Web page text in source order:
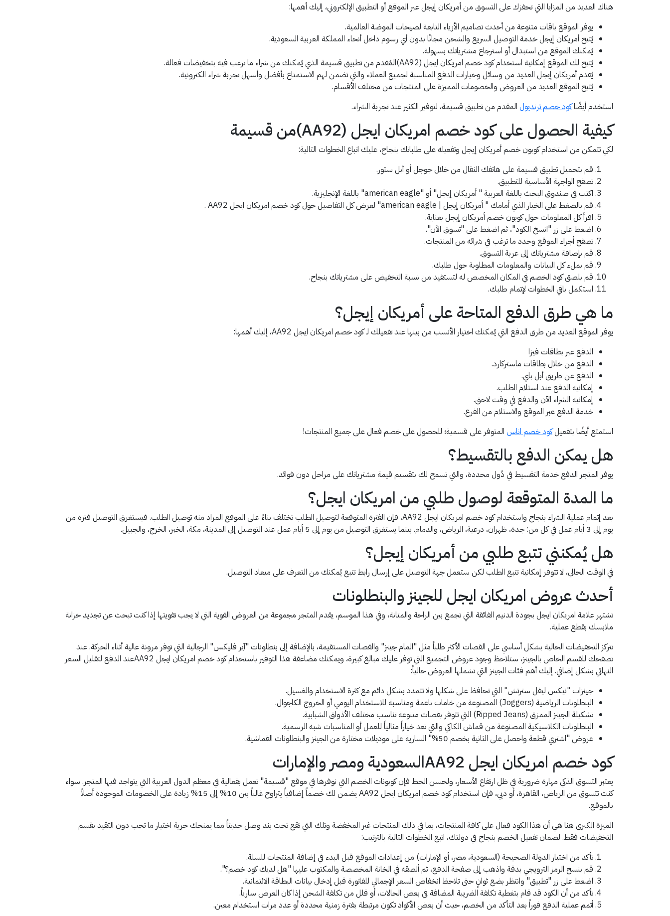
هناك العديد من المزايا التي تحفزك على التسوق من أمريكان إيجل عبر الموقع أو التطبيق الإلكتروني، إليك أهمها:
يوفر الموقع باقات متنوعة من أحدث تصاميم الأزياء التابعة لصيحات الموضة العالمية.
يُتيح أمريكان إيجل خدمة التوصيل السريع والشحن مجانًا بدون أي رسوم داخل أنحاء المملكة العربية السعودية.
يُمكنك الموقع من استبدال أو استرجاع مشترياتك بسهولة.
يُتيح لك الموقع إمكانية استخدام كود خصم امريكان ايجل (AA92)المُقدم من تطبيق قسيمة الذي يُمكنك من شراء ما ترغب فيه بتخفيضات فعالة.
يُقدم أمريكان إيجل العديد من وسائل وخيارات الدفع المناسبة لجميع العملاء والتي تضمن لهم الاستمتاع بأفضل وأسهل تجربة شراء الكترونية.
يُتيح الموقع العديد من العروض والخصومات المميزة على المنتجات من مختلف الأقسام.
استخدم أيضًاكود خصم ترنديول المقدم من تطبيق قسيمة، لتوفير الكثير عند تجربة الشراء.
كيفية الحصول على كود خصم امريكان ايجل (AA92)من قسيمة
لكي تتمكن من استخدام كوبون خصم أمريكان إيجل وتفعيله على طلباتك بنجاح، عليك اتباع الخطوات التالية:
قم بتحميل تطبيق قسيمة على هاتفك النقال من خلال جوجل أو آبل ستور.
تصفح الواجهة الأساسية للتطبيق.
اكتب في صندوق البحث باللغة العربية " أمريكان إيجل" أو "american eagle" باللغة الإنجليزية.
قم بالضغط على الخيار الذي أمامك " أمريكان إيجل | american eagle" لعرض كل التفاصيل حول كود خصم امريكان ايجل AA92 .
اقرأ كل المعلومات حول كوبون خصم أمريكان إيجل بعناية.
اضغط على زر "انسخ الكود"، ثم اضغط على "تسوق الآن".
تصفح أجزاء الموقع وحدد ما ترغب في شرائه من المنتجات.
قم بإضافة مشترياتك إلى عربة التسوق.
قم بملء كل البيانات والمعلومات المطلوبة حول طلبك.
قم بلصق كود الخصم في المكان المخصص له لتستفيد من نسبة التخفيض على مشترياتك بنجاح.
استكمل باقي الخطوات لإتمام طلبك.
ما هي طرق الدفع المتاحة على أمريكان إيجل؟
يوفر الموقع العديد من طرق الدفع التي يُمكنك اختيار الأنسب من بينها عند تفعيلك لـ كود خصم امريكان ايجل AA92، إليك أهمها:
الدفع عبر بطاقات فيزا
الدفع من خلال بطاقات ماستركارد.
الدفع عن طريق أبل باي.
إمكانية الدفع عند استلام الطلب.
إمكانية الشراء الآن والدفع في وقت لاحق.
خدمة الدفع عبر الموقع والاستلام من الفرع.
استمتع أيضًا بتفعيلكود خصم اناس المتوفر على قسمية؛ للحصول على خصم فعال على جميع المنتجات!
هل يمكن الدفع بالتقسيط؟
يوفر المتجر الدفع خدمة التقسيط في دُول محددة، والتي تسمح لك بتقسيم قيمة مشترياتك على مراحل دون فوائد.
ما المدة المتوقعة لوصول طلبي من امريكان ايجل؟
بعد إتمام عملية الشراء بنجاح واستخدام كود خصم امريكان ايجل AA92، فإن الفترة المتوقعة لتوصيل الطلب تختلف بناءً على الموقع المراد منه توصيل الطلب. فيستغرق التوصيل فترة من
يوم إلى 3 أيام عمل في كل من: جدة، ظهران، درعية، الرياض، والدمام. بينما يستغرق التوصيل من يوم إلى 5 أيام عمل عند التوصيل إلى المدينة، مكة، الخبر، الخرج، والجبيل.
هل يُمكنني تتبع طلبي من أمريكان إيجل؟
في الوقت الحالي، لا تتوفر إمكانية تتبع الطلب لكن ستعمل جهة التوصيل على إرسال رابط تتبع يُمكنك من التعرف على ميعاد التوصيل.
أحدث عروض امريكان ايجل للجينز والبنطلونات
تشتهر علامة امريكان ايجل بجودة الدنيم الفائقة التي تجمع بين الراحة والمتانة، وفي هذا الموسم، يقدم المتجر مجموعة من العروض القوية التي لا يجب تفويتها إذا كنت تبحث عن تجديد خزانة
ملابسك بقطع عملية.
تتركز التخفيضات الحالية بشكل أساسي على القصات الأكثر طلباً مثل "المام جينز" والقصات المستقيمة، بالإضافة إلى بنطلونات "آير فليكس" الرجالية التي توفر مرونة عالية أثناء الحركة. عند
تصفحك للقسم الخاص بالجينز، ستلاحظ وجود عروض التجميع التي توفر عليك مبالغ كبيرة، ويمكنك مضاعفة هذا التوفير باستخدام كود خصم امريكان ايجل AA92عند الدفع لتقليل السعر
النهائي بشكل إضافي. إليك أهم فئات الجينز التي تشملها العروض حالياً:
جينزات "نيكس ليفل سترتش" التي تحافظ على شكلها ولا تتمدد بشكل دائم مع كثرة الاستخدام والغسيل.
البنطلونات الرياضية (Joggers) المصنوعة من خامات ناعمة ومناسبة للاستخدام اليومي أو الخروج الكاجوال.
تشكيلة الجينز الممزق (Ripped Jeans) التي تتوفر بقصات متنوعة تناسب مختلف الأذواق الشبابية.
البنطلونات الكلاسيكية المصنوعة من قماش الكاكي والتي تعد خياراً مثالياً للعمل أو المناسبات شبه الرسمية.
عروض "اشتري قطعة واحصل على الثانية بخصم 50%" السارية على موديلات مختارة من الجينز والبنطلونات القماشية.
كود خصم امريكان ايجل AA92السعودية ومصر والإمارات
يعتبر التسوق الذكي مهارة ضرورية في ظل ارتفاع الأسعار، ولحسن الحظ فإن كوبونات الخصم التي نوفرها في موقع "قسيمة" تعمل بفعالية في معظم الدول العربية التي يتواجد فيها المتجر. سواء
كنت تتسوق من الرياض، القاهرة، أو دبي، فإن استخدام كود خصم امريكان ايجل AA92 يضمن لك خصماً إضافياً يتراوح غالباً بين 10% إلى 15% زيادة على الخصومات الموجودة أصلاً
بالموقع.
الميزة الكبرى هنا هي أن هذا الكود فعال على كافة المنتجات، بما في ذلك المنتجات غير المخفضة وتلك التي تقع تحت بند وصل حديثاً مما يمنحك حرية اختيار ما تحب دون التقيد بقسم
التخفيضات فقط. لضمان تفعيل الخصم بنجاح في دولتك، اتبع الخطوات التالية بالترتيب:
تأكد من اختيار الدولة الصحيحة (السعودية، مصر، أو الإمارات) من إعدادات الموقع قبل البدء في إضافة المنتجات للسلة.
قم بنسخ الرمز الترويجي بدقة واذهب إلى صفحة الدفع، ثم ألصقه في الخانة المخصصة والمكتوب عليها "هل لديك كود خصم؟".
اضغط على زر "تطبيق" وانتظر بضع ثوانٍ حتى تلاحظ انخفاض السعر الإجمالي للفاتورة قبل إدخال بيانات البطاقة الائتمانية.
تأكد من أن الكود قد قام بتغطية تكلفة الضريبة المضافة في بعض الحالات، أو قلل من تكلفة الشحن إذا كان العرض سارياً.
أتمم عملية الدفع فوراً بعد التأكد من الخصم، حيث أن بعض الأكواد تكون مرتبطة بفترة زمنية محددة أو عدد مرات استخدام معين.